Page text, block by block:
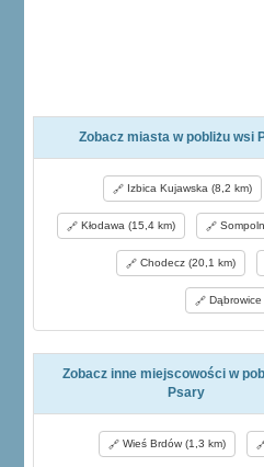
Zobacz miasta w pobliżu wsi
Izbica Kujawska (8,2 km)
Kłodawa (15,4 km)
Chodecz (20,1 km)
Zobacz inne miejscowości w
Psary
Wieś Brdów (1,3 km)